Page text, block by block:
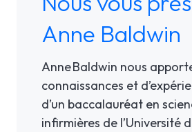
Anne Baldwin
Anne Baldwin nous
connaissances et
d’un baccalauréat en
infirmières de l’Université